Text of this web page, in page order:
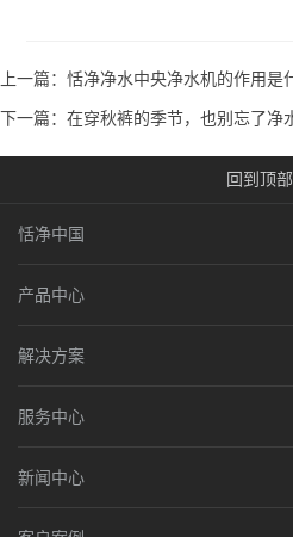
上一篇：恬净净水中央净水机的作用是
下一篇：在穿秋裤的季节，也别忘了净
回到顶部
恬净中国
产品中心
解决方案
服务中心
新闻中心